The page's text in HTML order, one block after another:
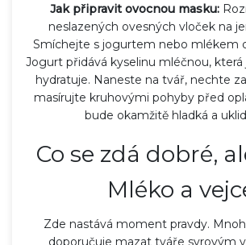
Jak připravit ovocnou masku:
neslazených ovesných vloček na
Smíchejte s jogurtem nebo mlékem
Jogurt přidává kyselinu mléčnou,
hydratuje. Naneste na tvář, nechte
masírujte kruhovými pohyby před
bude okamžitě hladká a
Co se zdá dobré,
Mléko a
Zde nastává moment pravdy.
doporučuje mazat tváře syrovým